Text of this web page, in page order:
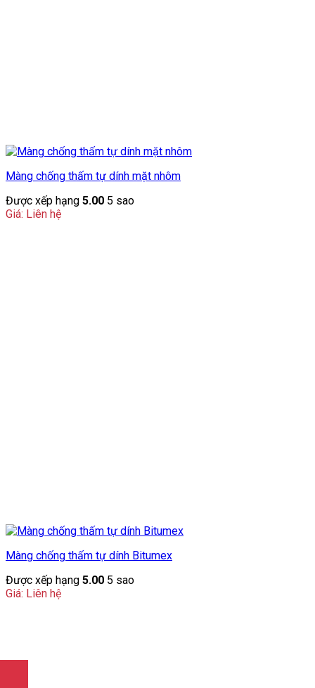
Màng chống thấm tự dính mặt nhôm
Được xếp hạng 5.00 5 sao
Giá: Liên hệ
Màng chống thấm tự dính Bitumex
Được xếp hạng 5.00 5 sao
Giá: Liên hệ